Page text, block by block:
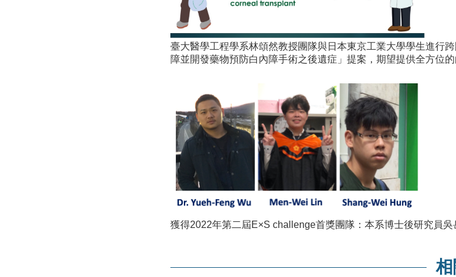
臺大醫學工程學系林頌然教授團隊與日本東京工業大學學生進行
障並開發藥物預防白內障手術之後遺症」提案，期望提供全方位的
獲得2022年第二屆E×S challenge首獎團隊：本系博士後研究員吳